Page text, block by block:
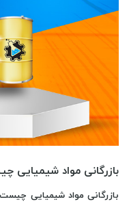
بازرگانی مواد شیمیایی
بازرگانی مواد شیمیایی چیست